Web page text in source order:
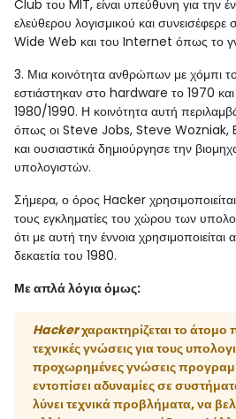
Club του MIT, είναι υπεύθυνη για την
ελεύθερου λογισμικού και
Wide Web και του Internet όπως το
3. Μια κοινότητα ανθρώπων με χόμπι
εστιάστηκαν στο hardware το 1970
1980/1990. Η κοινότητα αυτή
όπως οι Steve Jobs, Steve Wozniak,
και ουσιαστικά δημιούργησε την
υπολογιστών.
Σήμερα, ο όρος Hacker
τους εγκληματίες του χώρου των
ότι με αυτή την έννοια
δεκαετία του 1980.
Με απλά λόγια όμως:
Hackerχαρακτηρίζεται το άτομο
τεχνικές γνώσεις για τους
προχωρημένες γνώσεις
εντοπίσει αδυναμίες σε
λύνει τεχνικά προβλήματα, να